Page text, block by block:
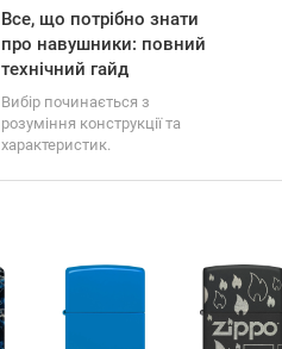
Все, що потрібно знати
про навушники: повний
технічний гайд
Вибір починається з
розуміння конструкції та
характеристик.